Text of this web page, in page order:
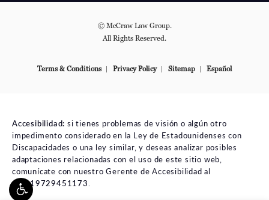
© McCraw Law Group.
All Rights Reserved.
Terms & Conditions Privacy Policy Sitemap Español
Accesibilidad: si tienes problemas de visión o algún otro
impedimento considerado en la Ley de Estadounidenses con
Discapacidades o una ley similar, y deseas analizar posibles
adaptaciones relacionadas con el uso de este sitio web,
comunícate con nuestro Gerente de Accesibilidad al
tel:+19729451173.